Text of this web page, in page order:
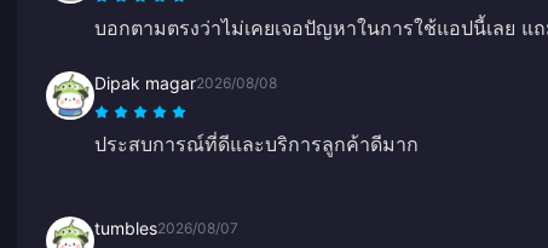
บอกตามตรงว่าไม่เคยเจอปัญหาในการใช้แอปนี้เลย แ
Dipak magar2026/08/08
ประสบการณ์ที่ดีและบริการลูกค้าดีมาก
tumbles2026/08/07